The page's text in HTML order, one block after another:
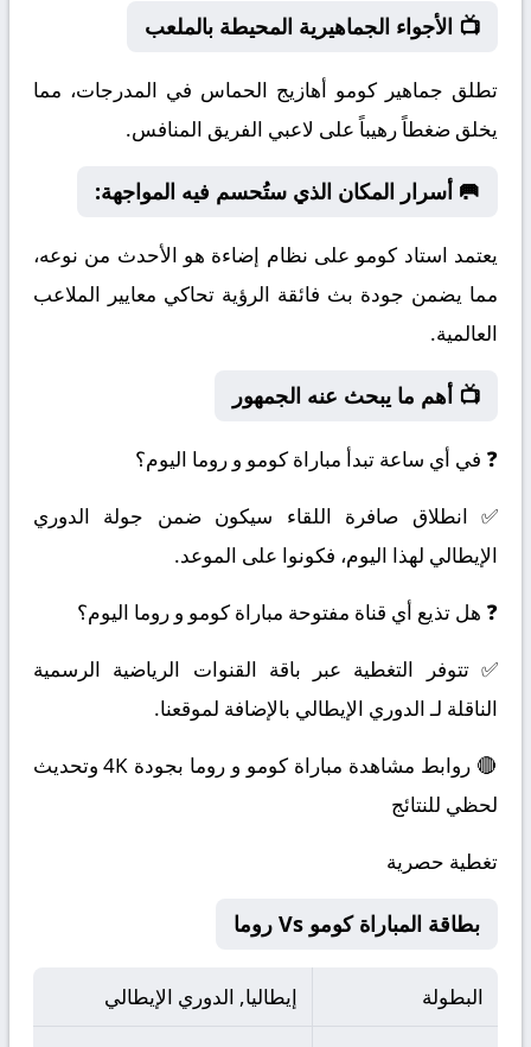
📺 الأجواء الجماهيرية المحيطة بالملعب
تطلق جماهير كومو أهازيج الحماس في المدرجات، مما
يخلق ضغطاً رهيباً على لاعبي الفريق المنافس.
🥅 أسرار المكان الذي ستُحسم فيه المواجهة:
يعتمد استاد كومو على نظام إضاءة هو الأحدث من نوعه،
مما يضمن جودة بث فائقة الرؤية تحاكي معايير الملاعب
العالمية.
📺 أهم ما يبحث عنه الجمهور
❓ في أي ساعة تبدأ مباراة كومو و روما اليوم؟
✅ انطلاق صافرة اللقاء سيكون ضمن جولة الدوري
الإيطالي لهذا اليوم، فكونوا على الموعد.
❓ هل تذيع أي قناة مفتوحة مباراة كومو و روما اليوم؟
✅ تتوفر التغطية عبر باقة القنوات الرياضية الرسمية
الناقلة لـ الدوري الإيطالي بالإضافة لموقعنا.
🔴 روابط مشاهدة مباراة كومو و روما بجودة 4K وتحديث
لحظي للنتائج
تغطية حصرية
بطاقة المباراة كومو Vs روما
البطولة إيطاليا, الدوري الإيطالي